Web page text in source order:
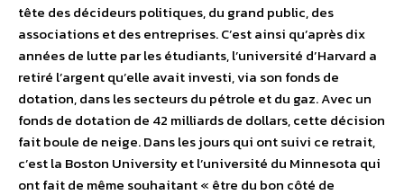
tête des décideurs politiques, du grand public, des
associations et des entreprises. C’est ainsi qu’après dix
années de lutte par les étudiants, l’université d’Harvard a
retiré l’argent qu’elle avait investi, via son fonds de
dotation, dans les secteurs du pétrole et du gaz. Avec un
fonds de dotation de 42 milliards de dollars, cette décision
fait boule de neige. Dans les jours qui ont suivi ce retrait,
c’est la Boston University et l’université du Minnesota qui
ont fait de même souhaitant « être du bon côté de